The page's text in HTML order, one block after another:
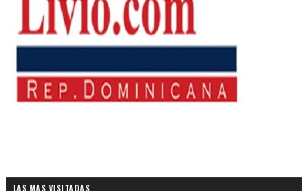
LAS MAS VISITADAS